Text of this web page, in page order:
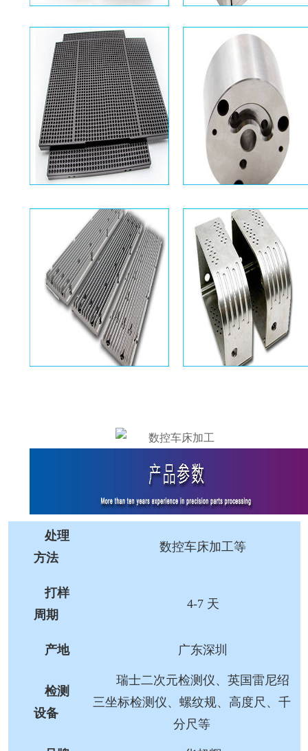
处理
方法
数控车床加工等
打样
周期
4-7 天
产地 广东深圳
检测
设备
瑞士二次元检测仪、英国雷尼绍
三坐标检测仪、螺纹规、高度尺、千
分尺等